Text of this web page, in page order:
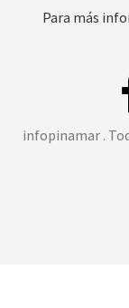
Para más
infopinamar .